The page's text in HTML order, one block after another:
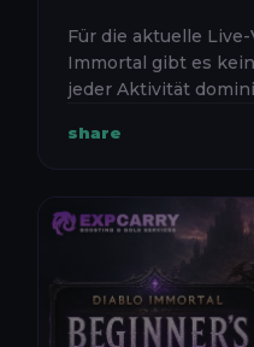
Für die aktuelle
Immortal gibt es
jeder Aktivität
Klassen, Crusader und
share